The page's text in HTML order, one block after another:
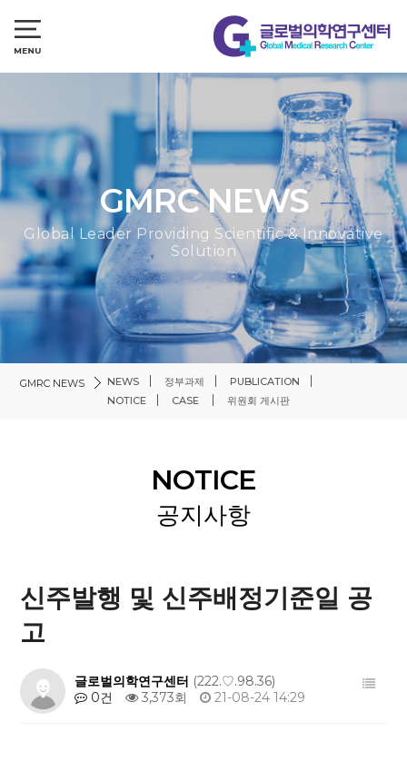
GMRC NEWS
Global Leader Providing Scientific & Innovative
Solution
GMRC NEWS NEWS 정부과제
PUBLICATION
NOTICE
CASE 위원회 게시판
NOTICE
공지사항
신주발행 및 신주배정기준일 공
고
글로벌의학연구센터 (222.♡.98.36)
0건
3,373회 21-08-24 14:29